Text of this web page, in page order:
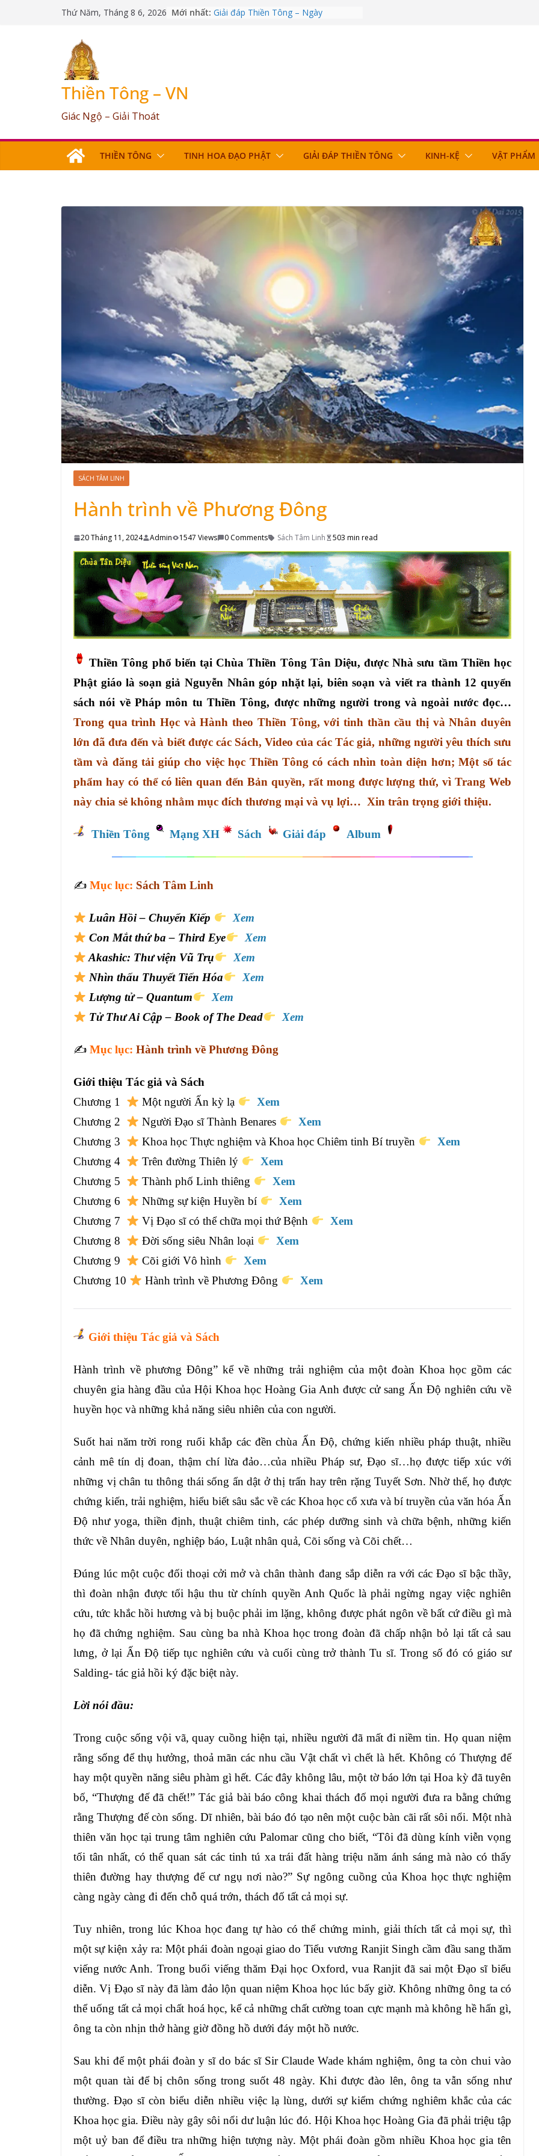
Thứ Năm, Tháng 8 6, 2026 Mới nhất: Giải đáp Thiền Tông – Ngày
Thiền Tông – VN
Giác Ngộ – Giải Thoát
THIỀN TÔNG TINH HOA ĐẠO PHẬT GIẢI ĐÁP THIỀN TÔNG KINH-KỆ VẬT PHẨM
SÁCH TÂM LINH
Hành trình về Phương Đông
20 Tháng 11, 2024 Admin 1547 Views 0 Comments Sách Tâm Linh 503 min read
Thiền Tông phổ biến tại Chùa Thiền Tông Tân Diệu, được Nhà sưu tầm Thiền học
Phật giáo là soạn giả Nguyễn Nhân góp nhặt lại, biên soạn và viết ra thành 12 quyển
sách nói về Pháp môn tu Thiền Tông, được những người trong và ngoài nước đọc…
Trong qua trình Học và Hành theo Thiền Tông, với tinh thần cầu thị và Nhân duyên
lớn đã đưa đến và biết được các Sách, Video của các Tác giả, những người yêu thích sưu
tầm và đăng tải giúp cho việc học Thiền Tông có cách nhìn toàn diện hơn; Một số tác
phẩm hay có thể có liên quan đến Bản quyền, rất mong được lượng thứ, vì Trang Web
này chia sẻ không nhằm mục đích thương mại và vụ lợi… Xin trân trọng giới thiệu.
Thiền Tông Mạng XH Sách Giải đáp Album
✍️ Mục lục: Sách Tâm Linh
Luân Hồi – Chuyển Kiếp
Xem
Con Mắt thứ ba – Third Eye
Xem
Akashic: Thư viện Vũ Trụ
Xem
Nhìn thấu Thuyết Tiến Hóa
Xem
Lượng tử – Quantum
Xem
Tử Thư Ai Cập – Book of The Dead
Xem
✍️ Mục lục: Hành trình về Phương Đông
Giới thiệu Tác giả và Sách
Chương 1
Một người Ấn kỳ lạ
Xem
Chương 2
Người Đạo sĩ Thành Benares
Xem
Chương 3
Khoa học Thực nghiệm và Khoa học Chiêm tinh Bí truyền
Xem
Chương 4
Trên đường Thiên lý
Xem
Chương 5
Thành phố Linh thiêng
Xem
Chương 6
Những sự kiện Huyền bí
Xem
Chương 7
Vị Đạo sĩ có thể chữa mọi thứ Bệnh
Xem
Chương 8
Ðời sống siêu Nhân loại
Xem
Chương 9
Cõi giới Vô hình
Xem
Chương 10
Hành trình về Phương Ðông Xem
Giới thiệu Tác giả và Sách
Hành trình về phương Đông” kể về những trải nghiệm của một đoàn Khoa học gồm các
chuyên gia hàng đầu của Hội Khoa học Hoàng Gia Anh được cử sang Ấn Độ nghiên cứu về
huyền học và những khả năng siêu nhiên của con người.
Suốt hai năm trời rong ruổi khắp các đền chùa Ấn Độ, chứng kiến nhiều pháp thuật, nhiều
cảnh mê tín dị đoan, thậm chí lừa đảo…của nhiều Pháp sư, Đạo sĩ…họ được tiếp xúc với
những vị chân tu thông thái sống ẩn dật ở thị trấn hay trên rặng Tuyết Sơn. Nhờ thế, họ được
chứng kiến, trải nghiệm, hiểu biết sâu sắc về các Khoa học cổ xưa và bí truyền của văn hóa Ấn
Độ như yoga, thiền định, thuật chiêm tinh, các phép dưỡng sinh và chữa bệnh, những kiến
thức về Nhân duyên, nghiệp báo, Luật nhân quả, Cõi sống và Cõi chết…
Đúng lúc một cuộc đối thoại cởi mở và chân thành đang sắp diễn ra với các Đạo sĩ bậc thầy,
thì đoàn nhận được tối hậu thu từ chính quyền Anh Quốc là phải ngừng ngay việc nghiên
cứu, tức khắc hồi hương và bị buộc phải im lặng, không được phát ngôn về bất cứ điều gì mà
họ đã chứng nghiệm. Sau cùng ba nhà Khoa học trong đoàn đã chấp nhận bỏ lại tất cả sau
lưng, ở lại Ấn Độ tiếp tục nghiên cứu và cuối cùng trở thành Tu sĩ. Trong số đó có giáo sư
Salding- tác giả hồi ký đặc biệt này.
Lời nói đầu:
Trong cuộc sống vội vã, quay cuồng hiện tại, nhiều người đã mất đi niềm tin. Họ quan niệm
rằng sống để thụ hưởng, thoả mãn các nhu cầu Vật chất vì chết là hết. Không có Thượng đế
hay một quyền năng siêu phàm gì hết. Các đây không lâu, một tờ báo lớn tại Hoa kỳ đã tuyên
bố, “Thượng đế đã chết!” Tác giả bài báo công khai thách đố mọi người đưa ra bằng chứng
rằng Thượng đế còn sống. Dĩ nhiên, bài báo đó tạo nên một cuộc bàn cãi rất sôi nổi. Một nhà
thiên văn học tại trung tâm nghiên cứu Palomar cũng cho biết, “Tôi đã dùng kính viễn vọng
tối tân nhất, có thể quan sát các tinh tú xa trái đất hàng triệu năm ánh sáng mà nào có thấy
thiên đường hay thượng đế cư ngụ nơi nào?” Sự ngông cuồng của Khoa học thực nghiệm
càng ngày càng đi đến chỗ quá trớn, thách đố tất cả mọi sự.
Tuy nhiên, trong lúc Khoa học đang tự hào có thể chứng minh, giải thích tất cả mọi sự, thì
một sự kiện xảy ra: Một phái đoàn ngoại giao do Tiểu vương Ranjit Singh cầm đầu sang thăm
viếng nước Anh. Trong buổi viếng thăm Đại học Oxford, vua Ranjit đã sai một Đạo sĩ biểu
diễn. Vị Đạo sĩ này đã làm đảo lộn quan niệm Khoa học lúc bấy giờ. Không những ông ta có
thể uống tất cả mọi chất hoá học, kể cả những chất cường toan cực mạnh mà không hề hấn gì,
ông ta còn nhịn thở hàng giờ đồng hồ dưới đáy một hồ nước.
Sau khi để một phái đoàn y sĩ do bác sĩ Sir Claude Wade khám nghiệm, ông ta còn chui vào
một quan tài để bị chôn sống trong suốt 48 ngày. Khi được đào lên, ông ta vẫn sống như
thường. Đạo sĩ còn biểu diễn nhiều việc lạ lùng, dưới sự kiểm chứng nghiêm khắc của các
Khoa học gia. Điều này gây sôi nổi dư luận lúc đó. Hội Khoa học Hoàng Gia đã phải triệu tập
một uỷ ban để điều tra những hiện tượng này. Một phái đoàn gồm nhiều Khoa học gia tên